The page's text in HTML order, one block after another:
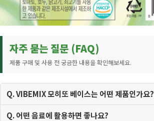
자주 묻는 질문 (FAQ)
제품 구매 및 사용 전 궁금한 내용을 확인해보세요.
Q. VIBEMIX 모히또 베이스는 어떤 제품인가요?
Q. 어떤 음료에 활용하면 좋나요?